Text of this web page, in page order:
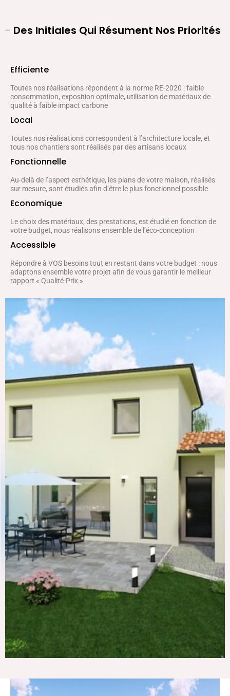
- Des Initiales Qui Résument Nos Priorités
Efficiente
Toutes nos réalisations répondent à la norme RE-2020 : faible
consommation, exposition optimale, utilisation de matériaux de
qualité à faible impact carbone
Local
Toutes nos réalisations correspondent à l’architecture locale, et
tous nos chantiers sont réalisés par des artisans locaux
Fonctionnelle
Au-delà de l’aspect esthétique, les plans de votre maison, réalisés
sur mesure, sont étudiés afin d’être le plus fonctionnel possible
Economique
Le choix des matériaux, des prestations, est étudié en fonction de
votre budget, nous réalisons ensemble de l’éco-conception
Accessible
Répondre à VOS besoins tout en restant dans votre budget : nous
adaptons ensemble votre projet afin de vous garantir le meilleur
rapport « Qualité-Prix »